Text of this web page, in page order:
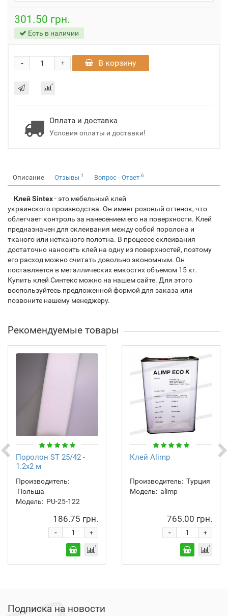
301.50 грн.
Есть в наличии
+
- В корзину
Оплата и доставка
Условия оплаты и доставки!
Описание Отзывы 1 Вопрос - Ответ 6
Клей Sintex- это мебельный клей
украинского производства. Он имеет розовый оттенок, что
облегчает контроль за нанесением его на поверхности. Клей
предназначен для склеивания между собой поролона и
тканого или нетканого полотна. В процессе склеивания
достаточно наносить клей на одну из поверхностей, поэтому
его расход можно считать довольно экономным. Он
поставляется в металлических емкостях объемом 15 кг.
Купить клей Синтекс можно на нашем сайте. Для этого
воспользуйтесь предложенной формой для заказа или
позвоните нашему менеджеру.
Рекомендуемые товары
Поролон ST 25/42 -
1.2х2 м
Производитель:
Польша
Модель: PU-25-122
186.75 грн.
+
-
Клей Alimp
Производитель: Турция
Модель: alimp
765.00 грн.
+
-
Подписка на новости